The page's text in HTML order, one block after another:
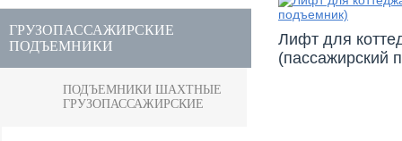
ГРУЗОПАССАЖИРСКИЕ
ПОДЪЕМНИКИ
ПОДЪЕМНИКИ ШАХТНЫЕ
ГРУЗОПАССАЖИРСКИЕ
Лифт для
(пассажирский